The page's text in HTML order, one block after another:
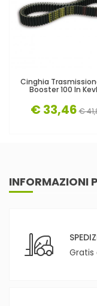
Cinghia
Booster 100 In
€ 33,46 €
INFORMAZIONI